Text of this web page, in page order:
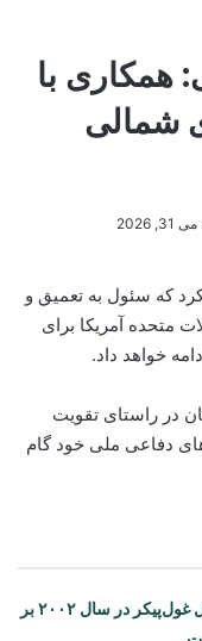
همکاری با
شمالی
2026
که سئول به تعمیق و
متحده آمریکا برای
خواهد داد.
در راستای تقویت
دفاعی ملی خود گام
پنتاگون: شیء مثلثی‌شکل غول‌پیکر در سال ۲۰۰۲ بر